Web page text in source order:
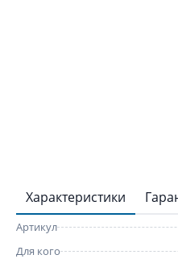
Характеристики
Артикул
Для кого